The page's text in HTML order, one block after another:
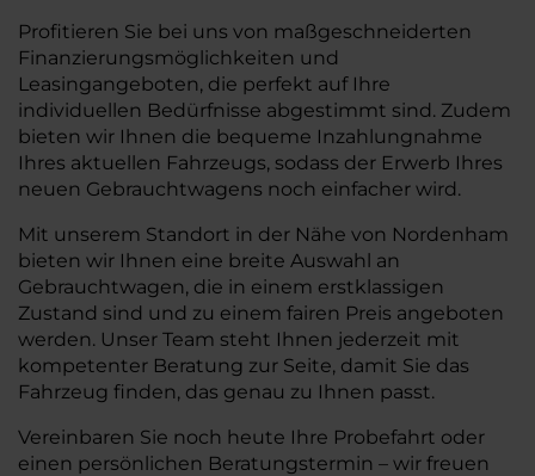
Profitieren Sie bei uns von maßgeschneiderten
Finanzierungsmöglichkeiten und
Leasingangeboten, die perfekt auf Ihre
individuellen Bedürfnisse abgestimmt sind. Zudem
bieten wir Ihnen die bequeme Inzahlungnahme
Ihres aktuellen Fahrzeugs, sodass der Erwerb Ihres
neuen Gebrauchtwagens noch einfacher wird.
Mit unserem Standort in der Nähe von Nordenham
bieten wir Ihnen eine breite Auswahl an
Gebrauchtwagen, die in einem erstklassigen
Zustand sind und zu einem fairen Preis angeboten
werden. Unser Team steht Ihnen jederzeit mit
kompetenter Beratung zur Seite, damit Sie das
Fahrzeug finden, das genau zu Ihnen passt.
Vereinbaren Sie noch heute Ihre Probefahrt oder
einen persönlichen Beratungstermin – wir freuen